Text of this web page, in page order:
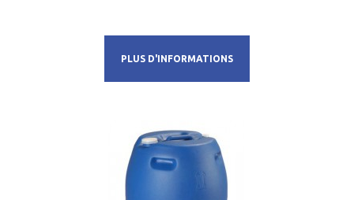
PLUS D'INFORMATIONS